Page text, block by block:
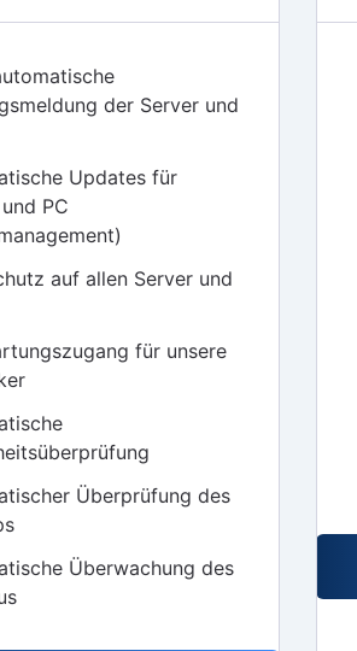
der Server und
Updates für
PC
auf allen Server und
für unsere
Überprüfung des
Überwachung des